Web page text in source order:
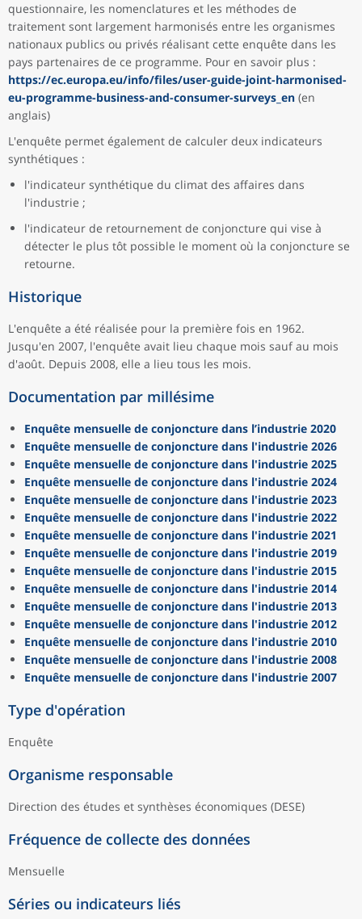
questionnaire, les nomenclatures et les méthodes de
traitement sont largement harmonisés entre les organismes
nationaux publics ou privés réalisant cette enquête dans les
pays partenaires de ce programme. Pour en savoir plus :
https://ec.europa.eu/info/files/user-guide-joint-harmonised-
eu-programme-business-and-consumer-surveys_en (en
anglais)
L'enquête permet également de calculer deux indicateurs
synthétiques :
l'indicateur synthétique du climat des affaires dans
l'industrie ;
l'indicateur de retournement de conjoncture qui vise à
détecter le plus tôt possible le moment où la conjoncture se
retourne.
Historique
L'enquête a été réalisée pour la première fois en 1962.
Jusqu'en 2007, l'enquête avait lieu chaque mois sauf au mois
d'août. Depuis 2008, elle a lieu tous les mois.
Documentation par millésime
Enquête mensuelle de conjoncture dans l’industrie 2020
Enquête mensuelle de conjoncture dans l'industrie 2026
Enquête mensuelle de conjoncture dans l'industrie 2025
Enquête mensuelle de conjoncture dans l'industrie 2024
Enquête mensuelle de conjoncture dans l'industrie 2023
Enquête mensuelle de conjoncture dans l'industrie 2022
Enquête mensuelle de conjoncture dans l'industrie 2021
Enquête mensuelle de conjoncture dans l'industrie 2019
Enquête mensuelle de conjoncture dans l'industrie 2015
Enquête mensuelle de conjoncture dans l'industrie 2014
Enquête mensuelle de conjoncture dans l'industrie 2013
Enquête mensuelle de conjoncture dans l'industrie 2012
Enquête mensuelle de conjoncture dans l'industrie 2010
Enquête mensuelle de conjoncture dans l'industrie 2008
Enquête mensuelle de conjoncture dans l'industrie 2007
Type d'opération
Enquête
Organisme responsable
Direction des études et synthèses économiques (DESE)
Fréquence de collecte des données
Mensuelle
Séries ou indicateurs liés